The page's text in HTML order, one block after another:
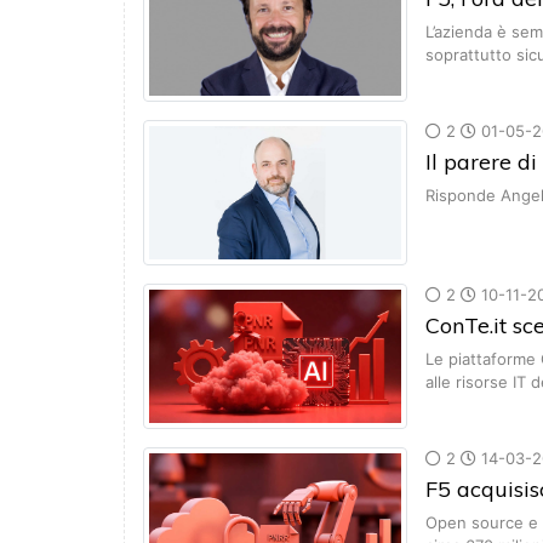
L’azienda è
soprattutto
2 01-05-
Il parere di
Risponde
2 10-11-
ConTe.it
Le piattaforme
alle risorse IT
2 14-03-
F5
Open source